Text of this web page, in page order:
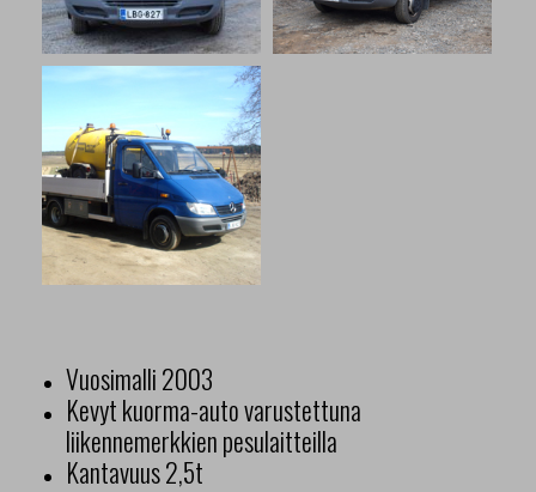
Vuosimalli 2003
Kevyt kuorma-auto varustettuna
liikennemerkkien pesulaitteilla
Kantavuus 2,5t